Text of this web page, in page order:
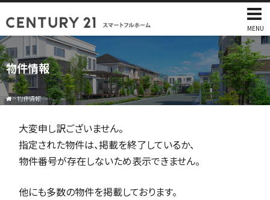
MENU
物件情報
>物件情報
大変申し訳ございません。
指定された物件は、掲載を終了しているか、
物件番号が存在しないため表示できません。
他にも多数の物件を掲載しております。